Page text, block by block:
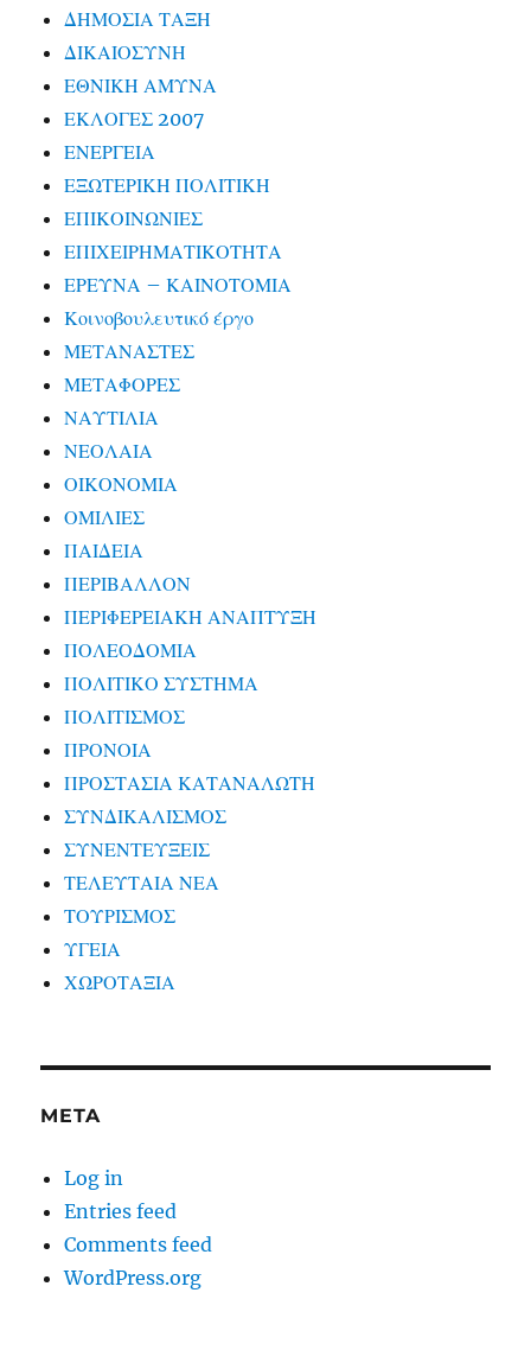
ΔΗΜΟΣΙΑ ΤΑΞΗ
ΔΙΚΑΙΟΣΥΝΗ
ΕΘΝΙΚΗ ΑΜΥΝΑ
ΕΚΛΟΓΕΣ 2007
ΕΝΕΡΓΕΙΑ
ΕΞΩΤΕΡΙΚΗ ΠΟΛΙΤΙΚΗ
ΕΠΙΚΟΙΝΩΝΙΕΣ
ΕΠΙΧΕΙΡΗΜΑΤΙΚΟΤΗΤΑ
ΕΡΕΥΝΑ – ΚΑΙΝΟΤΟΜΙΑ
Κοινοβουλευτικό έργο
ΜΕΤΑΝΑΣΤΕΣ
ΜΕΤΑΦΟΡΕΣ
ΝΑΥΤΙΛΙΑ
ΝΕΟΛΑΙΑ
ΟΙΚΟΝΟΜΙΑ
ΟΜΙΛΙΕΣ
ΠΑΙΔΕΙΑ
ΠΕΡΙΒΑΛΛΟΝ
ΠΕΡΙΦΕΡΕΙΑΚΗ ΑΝΑΠΤΥΞΗ
ΠΟΛΕΟΔΟΜΙΑ
ΠΟΛΙΤΙΚΟ ΣΥΣΤΗΜΑ
ΠΟΛΙΤΙΣΜΟΣ
ΠΡΟΝΟΙΑ
ΠΡΟΣΤΑΣΙΑ ΚΑΤΑΝΑΛΩΤΗ
ΣΥΝΔΙΚΑΛΙΣΜΟΣ
ΣΥΝΕΝΤΕΥΞΕΙΣ
ΤΕΛΕΥΤΑΙΑ ΝΕΑ
ΤΟΥΡΙΣΜΟΣ
ΥΓΕΙΑ
ΧΩΡΟΤΑΞΙΑ
META
Log in
Entries feed
Comments feed
WordPress.org